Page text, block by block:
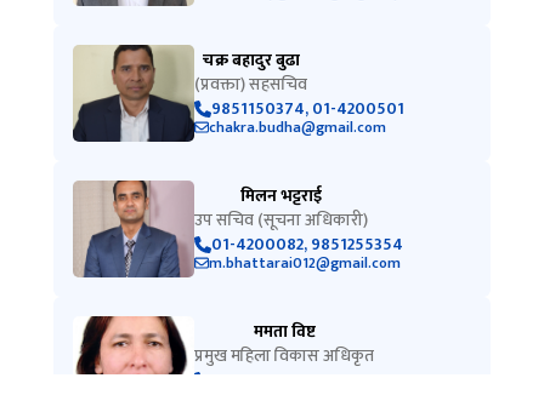
ममता विष्ट
प्रमुख महिला विकास अधिकृत
01-4200502
gbvps.mowcsc@gmail.com
हाइलाइटहरू
छुट सामाजिक सुरक्षा भत्ता रकम व्यवस्थापन गर्ने सम्बन्धमा
१४ साउन, २०८३